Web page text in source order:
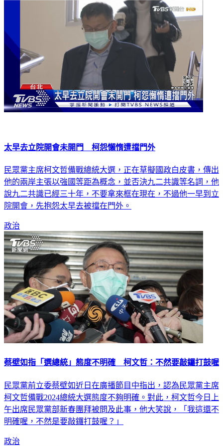
太早去立院開會未開門 柯怨懶惰遭擋門外
民眾黨主席柯文哲備戰總統大選，正在草擬國政白皮書，傳出
他的兩岸主張以強國等距為概念，並否決九二共識等名詞，他
說九二共識已經三十年，不要拿來框在現在，不過他一早到立
院開會，先抱怨太早去被擋在門外。
政治
蔡壁如指「選總統」態度不明確 柯文哲：不然要敲鑼打鼓喔
民眾黨前立委蔡壁如近日在廣播節目中指出，認為民眾黨主席
柯文哲備戰2024總統大選態度不夠明確。對此，柯文哲今日上
午出席民眾黨部新春團拜被問及此事，他大笑說，「我這還不
明確喔，不然是要敲鑼打鼓喔？」
政治